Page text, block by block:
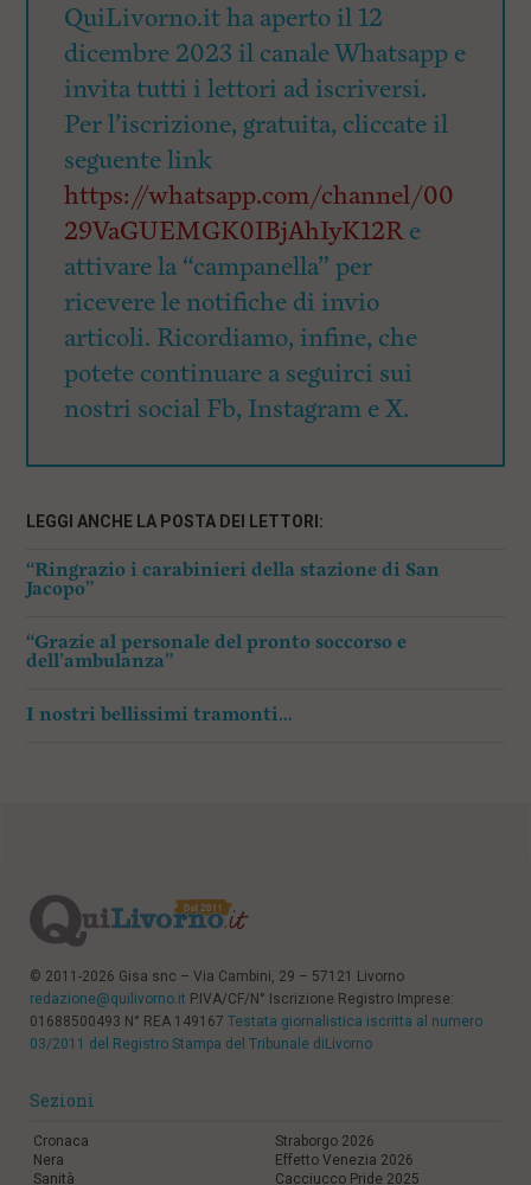
QuiLivorno.it ha aperto il 12
dicembre 2023 il canale Whatsapp e
invita tutti i lettori ad iscriversi.
Per l’iscrizione, gratuita, cliccate il
seguente link
https://whatsapp.com/channel/00
29VaGUEMGK0IBjAhIyK12Re
attivare la “campanella” per
ricevere le notifiche di invio
articoli. Ricordiamo, infine, che
potete continuare a seguirci sui
nostri social Fb, Instagram e X.
LEGGI ANCHE LA POSTA DEI LETTORI:
“Ringrazio i carabinieri della stazione di San
Jacopo”
“Grazie al personale del pronto soccorso e
dell’ambulanza”
I nostri bellissimi tramonti…
© 2011-2026 Gisa snc – Via Cambini, 29 – 57121 Livorno
redazione@quilivorno.it P.IVA/CF/N° Iscrizione Registro Imprese:
01688500493 N° REA 149167 Testata giornalistica iscritta al numero
03/2011 del Registro Stampa del Tribunale diLivorno
Sezioni
Cronaca
Nera
Sanità
Straborgo 2026
Effetto Venezia 2026
Cacciucco Pride 2025